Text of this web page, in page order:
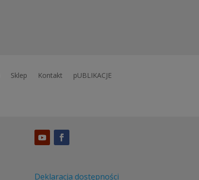
Sklep Kontakt
pUBLIKACJE
Deklaracja dostępności